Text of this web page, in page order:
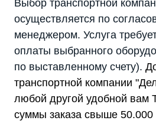
Выбор транспортной
осуществляется по
менеджером. Услуга
оплаты выбранного
по выставленному счету).
транспортной компании
любой другой удобной вам
суммы заказа свыше